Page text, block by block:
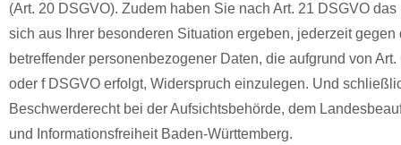
(Art. 20 DSGVO). Zudem haben Sie nach Art. 21 DSGVO
sich aus Ihrer besonderen Situation ergeben, jederzeit
betreffender personenbezogener Daten, die aufgrund von
oder f DSGVO erfolgt, Widerspruch einzulegen. Und
Beschwerderecht bei der Aufsichtsbehörde, dem
und Informationsfreiheit Baden-Württemberg.